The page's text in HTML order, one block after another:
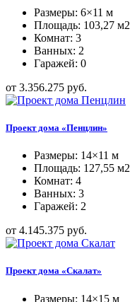
Размеры: 6×11 м
Площадь: 103,27 м2
Комнат: 3
Ванных: 2
Гаражей: 0
от 3.356.275 руб.
Проект дома «Пенцлин»
Размеры: 14×11 м
Площадь: 127,55 м2
Комнат: 4
Ванных: 3
Гаражей: 2
от 4.145.375 руб.
Проект дома «Скалат»
Размеры: 14×15 м